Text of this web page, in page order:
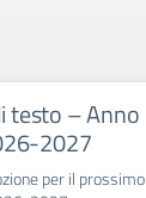
testo – Anno
2027
per il prossimo